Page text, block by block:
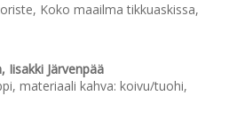
Koko maailma tikkuaskissa,
Iisakki Järvenpää
materiaali kahva: koivu/tuohi,